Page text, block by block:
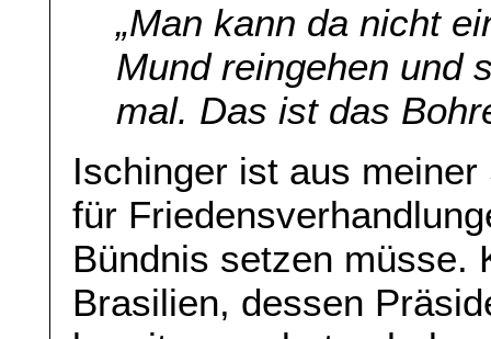
„Man kann da nicht
Mund reingehen und
mal. Das ist das
Ischinger ist aus
für
Bündnis setzen müsse.
Brasilien, dessen